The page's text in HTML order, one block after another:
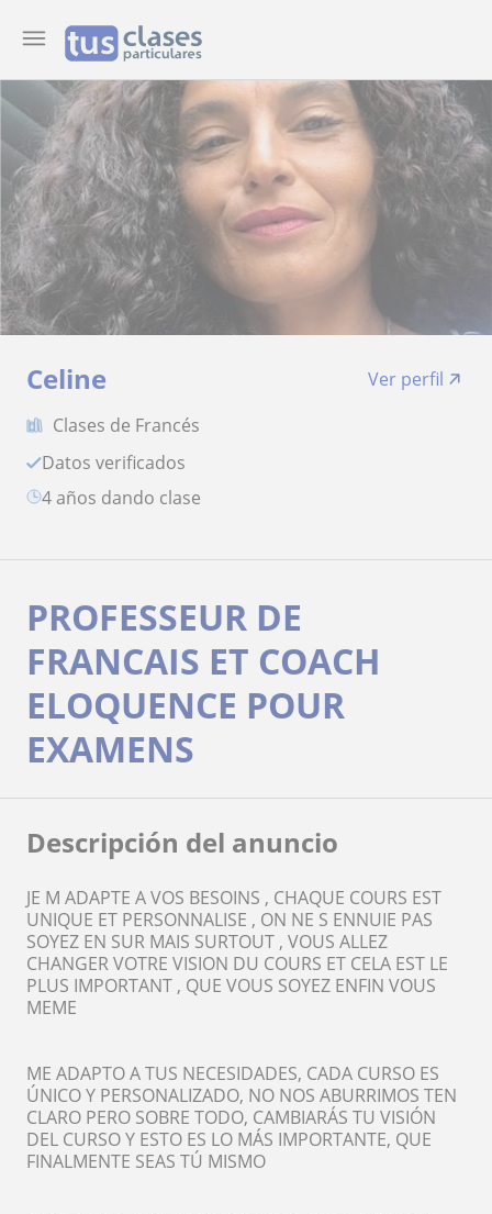
Celine
Ver perfil
Clases de Francés
Datos verificados
4 años dando clase
PROFESSEUR DE
FRANCAIS ET COACH
ELOQUENCE POUR
EXAMENS
Descripción del anuncio
JE M ADAPTE A VOS BESOINS , CHAQUE COURS EST
UNIQUE ET PERSONNALISE , ON NE S ENNUIE PAS
SOYEZ EN SUR MAIS SURTOUT , VOUS ALLEZ
CHANGER VOTRE VISION DU COURS ET CELA EST LE
PLUS IMPORTANT , QUE VOUS SOYEZ ENFIN VOUS
MEME
ME ADAPTO A TUS NECESIDADES, CADA CURSO ES
ÚNICO Y PERSONALIZADO, NO NOS ABURRIMOS TEN
CLARO PERO SOBRE TODO, CAMBIARÁS TU VISIÓN
DEL CURSO Y ESTO ES LO MÁS IMPORTANTE, QUE
FINALMENTE SEAS TÚ MISMO